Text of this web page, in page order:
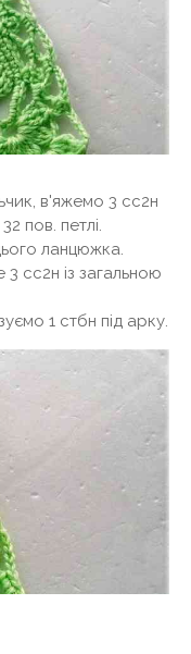
в'яжемо 3 сс2н
пов. петлі.
ланцюжка.
сс2н із загальною
1 стбн під арку.